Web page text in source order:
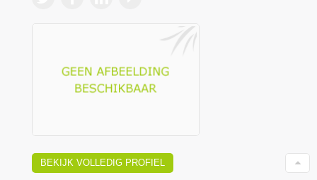
BEKIJK VOLLEDIG PROFIEL